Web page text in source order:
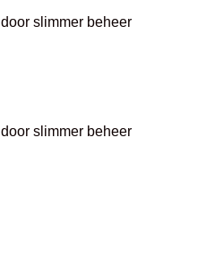
door slimmer beheer
door slimmer beheer